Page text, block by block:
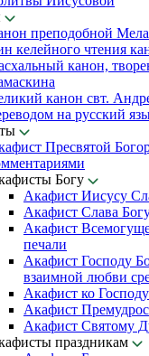
преподобной
келейного чтения
канон,
канон свт.
на русский
Пресвятой
Богу
Акафист Иисусу
Акафист Слава
Акафист
печали
Акафист Господу
взаимной любви
Акафист ко
Акафист
Акафист Святому
праздникам